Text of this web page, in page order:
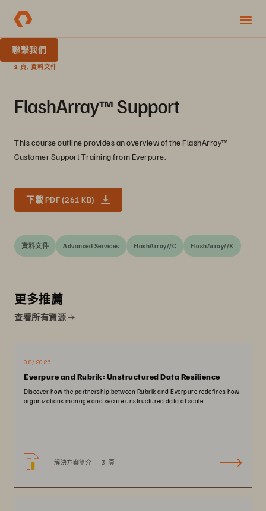
聯繫我們
2 頁, 資料文件
FlashArray™ Support
This course outline provides an overview of the FlashArray™
Customer Support Training from Everpure.
下載 PDF (261 KB)
資料文件 Advanced Services FlashArray//C FlashArray//X
更多推薦
查看所有資源
08/2026
Everpure and Rubrik: Unstructured Data Resilience
Discover how the partnership between Rubrik and Everpure redefines how
organizations manage and secure unstructured data at scale.
解決方案簡介 3 頁